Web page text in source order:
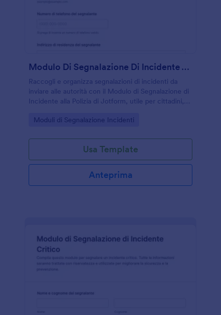
Modulo Di Segnalazione Di Incidente Alla Polizia
Raccogli e organizza segnalazioni di incidenti da
inviare alle autorità con il Modulo di Segnalazione di
Incidente alla Polizia di Jotform, utile per cittadini,
dati in modo chiaro.
Go to Category:
Moduli di Segnalazione Incidenti
Usa Template
Anteprima